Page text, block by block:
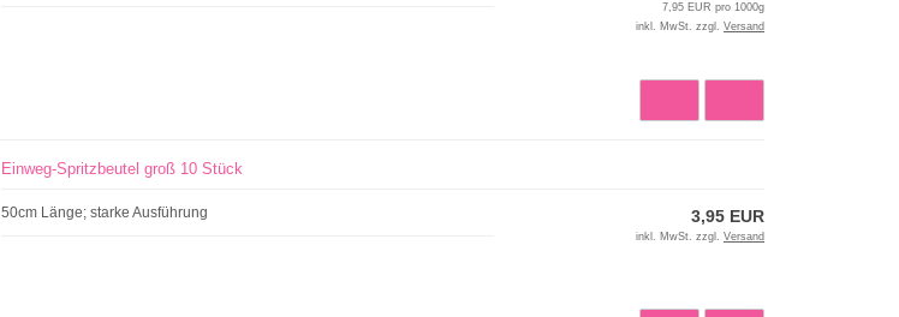
7,95 EUR pro 1000g
inkl. MwSt. zzgl. Versand
Einweg-Spritzbeutel groß 10 Stück
50cm Länge; starke Ausführung 3,95 EUR
inkl. MwSt. zzgl. Versand